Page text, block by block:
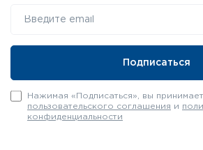
Нажимая «Подписаться», вы
пользовательского соглашения и
конфиденциальности